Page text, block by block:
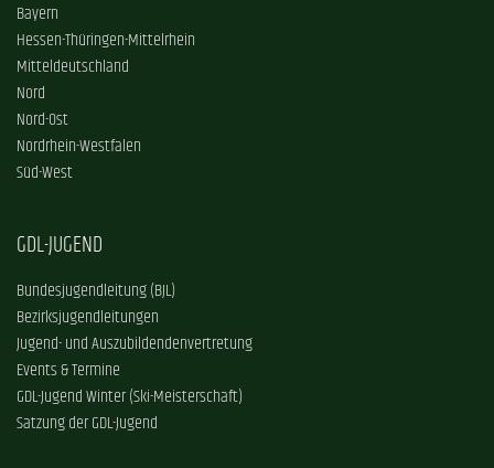
Bayern
Hessen-Thüringen-Mittelrhein
Mitteldeutschland
Nord
Nord-Ost
Nordrhein-Westfalen
Süd-West
GDL-JUGEND
Bundesjugendleitung (BJL)
Bezirksjugendleitungen
Jugend- und Auszubildendenvertretung
Events & Termine
GDL-Jugend Winter (Ski-Meisterschaft)
Satzung der GDL-Jugend